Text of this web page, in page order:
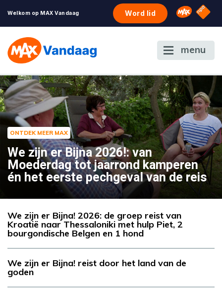
Welkom op MAX Vandaag Word lid Omroep
NPO
menu
ONTDEK MEER MAX
We zijn er Bijna 2026!: van
Moederdag tot jaarrond kamperen
én het eerste pechgeval van de reis
We zijn er Bijna! 2026: de groep reist van
Kroatië naar Thessaloniki met hulp Piet, 2
bourgondische Belgen en 1 hond
We zijn er Bijna! reist door het land van de
goden